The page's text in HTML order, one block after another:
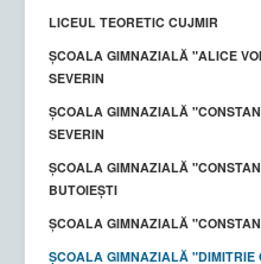
LICEUL TEORETIC CUJMIR
ȘCOALA GIMNAZIALĂ "ALICE
SEVERIN
ȘCOALA GIMNAZIALĂ
SEVERIN
ȘCOALA GIMNAZIALĂ
BUTOIEȘTI
ŞCOALA GIMNAZIALĂ
ȘCOALA GIMNAZIALĂ "DIMITRIE